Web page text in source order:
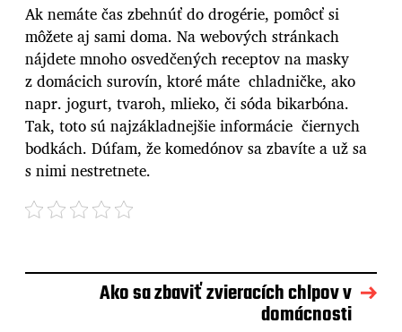
Ak nemáte čas zbehnúť do drogérie, pomôcť si
môžete aj sami doma. Na webových stránkach
nájdete mnoho osvedčených receptov na masky
z domácich surovín, ktoré máte chladničke, ako
napr. jogurt, tvaroh, mlieko, či sóda bikarbóna.
Tak, toto sú najzákladnejšie informácie čiernych
bodkách. Dúfam, že komedónov sa zbavíte a už sa
s nimi nestretnete.
Ako sa zbaviť zvieracích chlpov v
domácnosti